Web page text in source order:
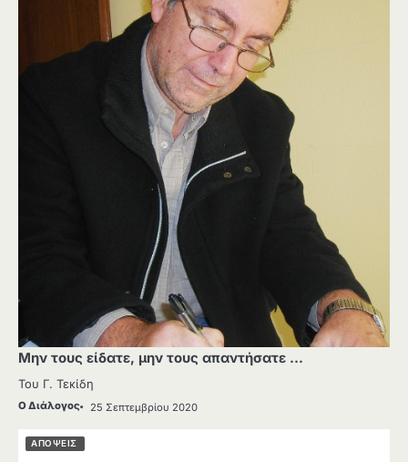
Μην τους είδατε, μην τους απαντήσατε …
Του Γ. Τεκίδη
Ο Διάλογος 25 Σεπτεμβρίου 2020
ΑΠΟΨΕΙΣ